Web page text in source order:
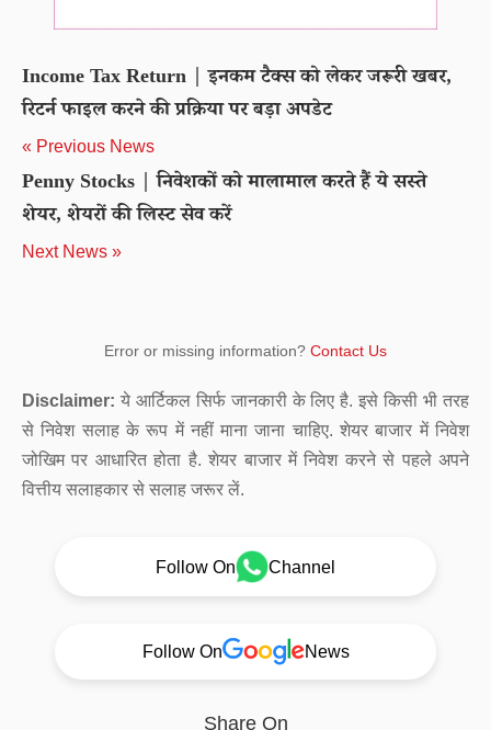
Income Tax Return | इनकम टैक्स को लेकर जरूरी खबर,
रिटर्न फाइल करने की प्रक्रिया पर बड़ा अपडेट
« Previous News
Penny Stocks | निवेशकों को मालामाल करते हैं ये सस्ते
शेयर, शेयरों की लिस्ट सेव करें
Next News »
Error or missing information? Contact Us
Disclaimer: ये आर्टिकल सिर्फ जानकारी के लिए है. इसे किसी भी तरह
से निवेश सलाह के रूप में नहीं माना जाना चाहिए. शेयर बाजार में निवेश
जोखिम पर आधारित होता है. शेयर बाजार में निवेश करने से पहले अपने
वित्तीय सलाहकार से सलाह जरूर लें.
Follow On Channel
Follow On News
Share On